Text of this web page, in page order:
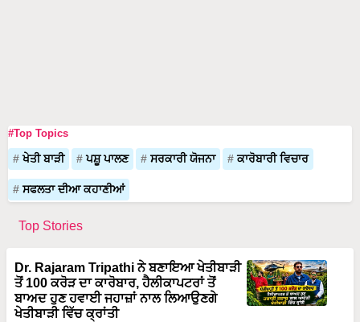
#Top Topics
ਖੇਤੀ ਬਾੜੀ ਪਸ਼ੂ ਪਾਲਣ ਸਰਕਾਰੀ ਯੋਜਨਾ ਕਾਰੋਬਾਰੀ ਵਿਚਾਰ
ਸਫਲਤਾ ਦੀਆ ਕਹਾਣੀਆਂ
Top Stories
Dr. Rajaram Tripathi ਨੇ ਬਣਾਇਆ ਖੇਤੀਬਾੜੀ
ਤੋਂ 100 ਕਰੋੜ ਦਾ ਕਾਰੋਬਾਰ, ਹੈਲੀਕਾਪਟਰਾਂ ਤੋਂ
ਬਾਅਦ ਹੁਣ ਹਵਾਈ ਜਹਾਜ਼ਾਂ ਨਾਲ ਲਿਆਉਣਗੇ
ਖੇਤੀਬਾੜੀ ਵਿੱਚ ਕ੍ਰਾਂਤੀ